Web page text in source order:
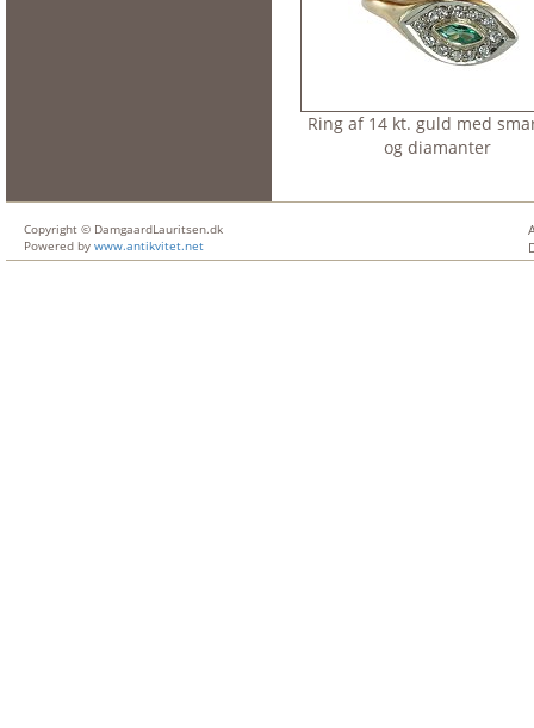
Ring af 14 kt. guld med
og diamanter
Copyright © DamgaardLauritsen.dk
Powered by www.antikvitet.net